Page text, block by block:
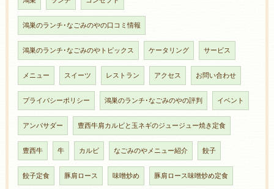
鴻巣のランチ･なごみのやの口コミ情報
鴻巣のランチ･なごみのやトピックス ケータリング サービス
メニュー スイーツ レストラン アクセス お問い合わせ
プライバシーポリシー 鴻巣のランチ･なごみのやの評判 イベント
アンバサダー 豊西牛肩カルビと玉ネギのジュージュー焼き定食
豊西牛 牛 カルビ なごみのやメニュー紹介 餃子
餃子定食 豚肩ロース 味噌炒め 豚肩ロース味噌炒め定食